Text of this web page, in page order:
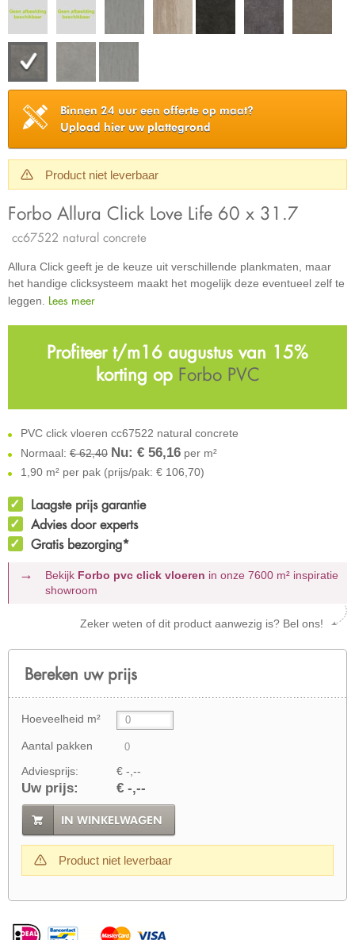
Binnen 24 uur een offerte op maat?
Upload hier uw plattegrond
Product niet leverbaar
Forbo Allura Click Love Life 60 x 31.7
cc67522 natural concrete
Allura Click geeft je de keuze uit verschillende plankmaten, maar
het handige clicksysteem maakt het mogelijk deze eventueel zelf te
leggen. Lees meer
Profiteer t/m16 augustus van 15%
korting op Forbo PVC
PVC click vloeren cc67522 natural concrete
Normaal: € 62,40 Nu: € 56,16 per m²
1,90 m² per pak (prijs/pak: € 106,70)
Laagste prijs garantie
Advies door experts
Gratis bezorging*
Bekijk Forbo pvc click vloeren in onze 7600 m² inspiratie
showroom
Zeker weten of dit product aanwezig is? Bel ons!
Bereken uw prijs
Hoeveelheid m²
Aantal pakken
Adviesprijs: € -,--
Uw prijs: € -,--
IN WINKELWAGEN
Product niet leverbaar